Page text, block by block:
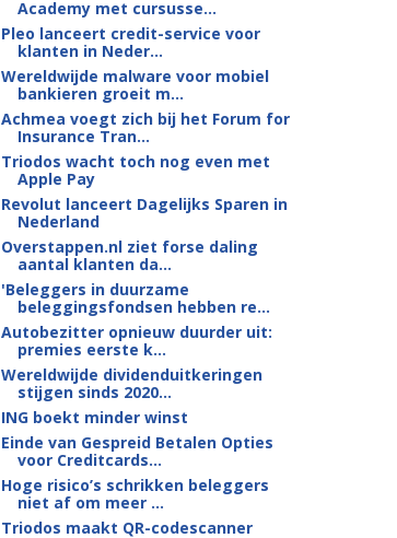
Academy met cursusse...
Pleo lanceert credit-service voor
klanten in Neder...
Wereldwijde malware voor mobiel
bankieren groeit m...
Achmea voegt zich bij het Forum for
Insurance Tran...
Triodos wacht toch nog even met
Apple Pay
Revolut lanceert Dagelijks Sparen in
Nederland
Overstappen.nl ziet forse daling
aantal klanten da...
'Beleggers in duurzame
beleggingsfondsen hebben re...
Autobezitter opnieuw duurder uit:
premies eerste k...
Wereldwijde dividenduitkeringen
stijgen sinds 2020...
ING boekt minder winst
Einde van Gespreid Betalen Opties
voor Creditcards...
Hoge risico’s schrikken beleggers
niet af om meer ...
Triodos maakt QR-codescanner